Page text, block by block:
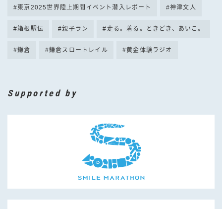
東京2025世界陸上期間イベント潜入レポート 神津文人
箱根駅伝 親子ラン 走る。着る。ときどき、あいこ。
鎌倉 鎌倉スロートレイル 黄金体験ラジオ
Supported by